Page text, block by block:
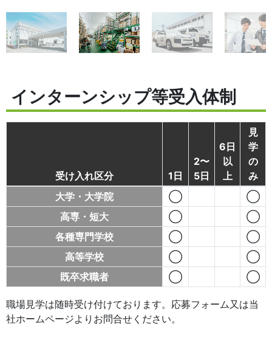
インターンシップ等受入体制
受け入れ区分 1日
2〜
5日
6日
以
上
見
学
の
み
大学・大学院
◯
◯
高専・短大
◯
◯
各種専門学校
◯
◯
高等学校
◯
◯
既卒求職者
◯ ◯
職場見学は随時受け付けております。応募フォーム又は当
社ホームページよりお問合せください。